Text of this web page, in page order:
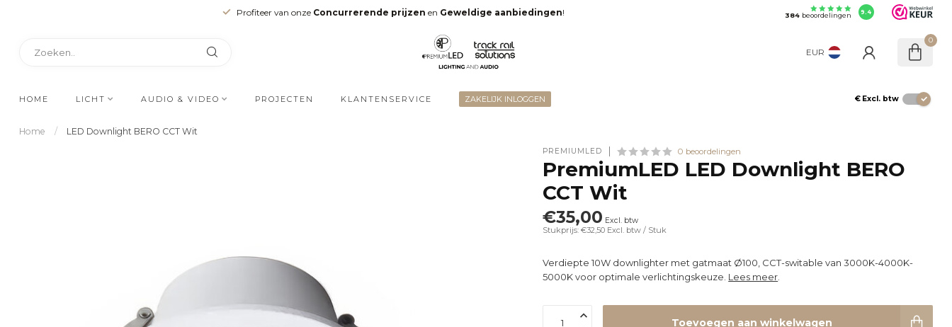
Profiteer van onze Concurrerende prijzen en Geweldige aanbiedingen! 384beoordelingen 9.4
EUR
0
HOME LICHT AUDIO & VIDEO PROJECTEN KLANTENSERVICE ZAKELIJK INLOGGEN € Excl. btw
Home / LED Downlight BERO CCT Wit
PREMIUMLED 0 beoordelingen
PremiumLED LED Downlight BERO
CCT Wit
€35,00 Excl. btw
Stukprijs: €32,50 Excl. btw / Stuk
Verdiepte 10W downlighter met gatmaat Ø100, CCT-switable van 3000K-4000K-
5000K voor optimale verlichtingskeuze. Lees meer
Toevoegen aan winkelwagen